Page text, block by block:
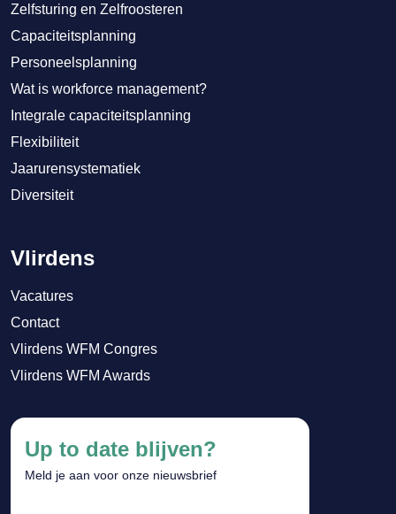
Zelfsturing en Zelfroosteren
Capaciteitsplanning
Personeelsplanning
Wat is workforce management?
Integrale capaciteitsplanning
Flexibiliteit
Jaarurensystematiek
Diversiteit
Vlirdens
Vacatures
Contact
Vlirdens WFM Congres
Vlirdens WFM Awards
Up to date blijven?
Meld je aan voor onze nieuwsbrief